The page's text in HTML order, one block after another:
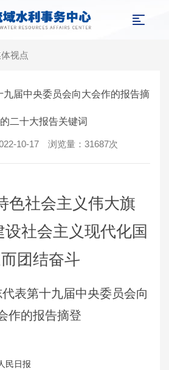
视点
九届中央委员会向大会作的报告摘
二十大报告关键词
10-17 浏览量：31687次
色社会主义伟大旗
社会主义现代化国
团结奋斗
表第十九届中央委员会向
作的报告摘登
民日报